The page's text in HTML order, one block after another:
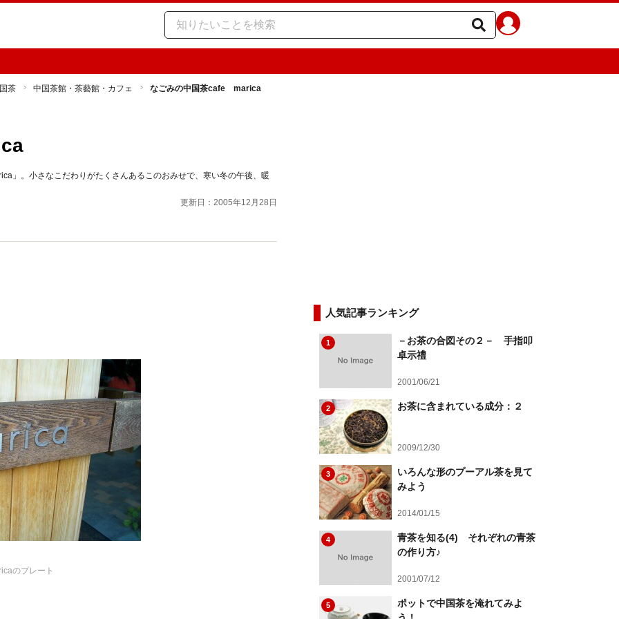
茶 中国茶館・茶藝館・カフェ なごみの中国茶cafe marica
」。小さなこだわりがたくさんあるこのおみせで、寒い冬の午後、暖
更新日：2005年12月28日
のプレート
人気記事ランキング
1
－お茶の合図その２－ 手指叩
卓示禮
2001/06/21
2 お茶に含まれている成分：２
2009/12/30
3
いろんな形のプーアル茶を見て
みよう
2014/01/15
4
青茶を知る(4) それぞれの青茶
の作り方♪
2001/07/12
5
ポットで中国茶を淹れてみよ